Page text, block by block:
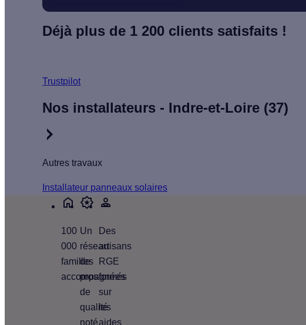
Déjà plus de 1 200 clients satisfaits !
Trustpilot
Nos installateurs - Indre-et-Loire (37)
Autres travaux
Installateur panneaux solaires
100
000
familles
accompagnées
Un
réseau
de
pros
de
qualité
noté
Des
artisans
RGE
formés
sur
les
aides